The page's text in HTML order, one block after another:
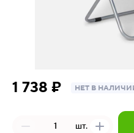
1 738 ₽ НЕТ В
шт.